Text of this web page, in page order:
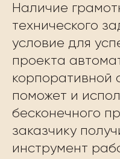
Наличие
технического
условие для
проекта
корпоративной
поможет и
бесконечного
заказчику
инструмент